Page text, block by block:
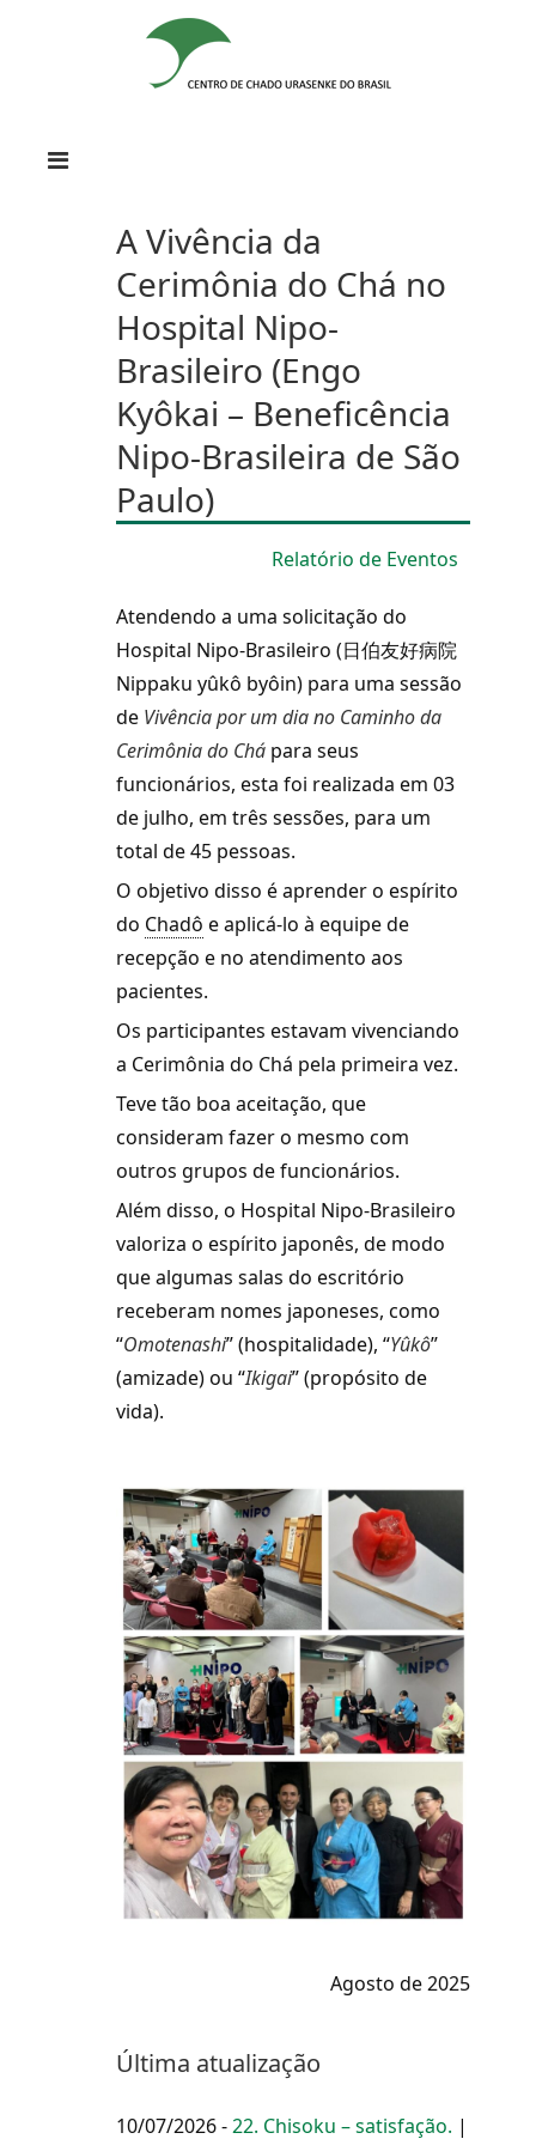
A Vivência da
Cerimônia do Chá no
Hospital Nipo-
Brasileiro (Engo
Kyôkai – Beneficência
Nipo-Brasileira de São
Paulo)
Relatório de Eventos
Atendendo a uma solicitação do
Hospital Nipo-Brasileiro (日伯友好病院
Nippaku yûkô byôin) para uma sessão
de Vivência por um dia no Caminho da
Cerimônia do Chá para seus
funcionários, esta foi realizada em 03
de julho, em três sessões, para um
total de 45 pessoas.
O objetivo disso é aprender o espírito
do Chadô e aplicá-lo à equipe de
recepção e no atendimento aos
pacientes.
Os participantes estavam vivenciando
a Cerimônia do Chá pela primeira vez.
Teve tão boa aceitação, que
consideram fazer o mesmo com
outros grupos de funcionários.
Além disso, o Hospital Nipo-Brasileiro
valoriza o espírito japonês, de modo
que algumas salas do escritório
receberam nomes japoneses, como
“Omotenashi” (hospitalidade), “Yûkô”
(amizade) ou “Ikigai” (propósito de
vida).
Agosto de 2025
Última atualização
10/07/2026 -22. Chisoku – satisfação. |